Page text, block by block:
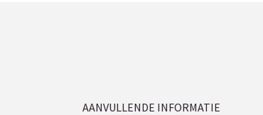
AANVULLENDE INFORMATIE